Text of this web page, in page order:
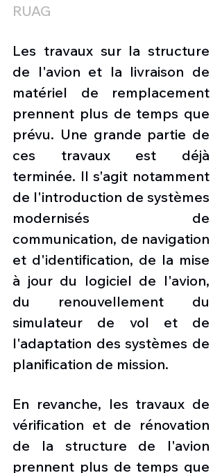
RUAG
Les travaux sur la structure
de l'avion et la livraison de
matériel de remplacement
prennent plus de temps que
prévu. Une grande partie de
ces travaux est déjà
terminée. Il s'agit notamment
de l'introduction de systèmes
modernisés de
communication, de navigation
et d'identification, de la mise
à jour du logiciel de l'avion,
du renouvellement du
simulateur de vol et de
l'adaptation des systèmes de
planification de mission.
En revanche, les travaux de
vérification et de rénovation
de la structure de l'avion
prennent plus de temps que